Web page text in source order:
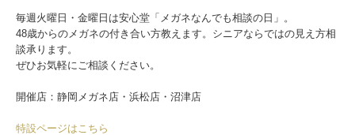
毎週火曜日・金曜日は安心堂「メガネなんでも相談の日」。
48歳からのメガネの付き合い方教えます。シニアならではの見え方相
談承ります。
ぜひお気軽にご相談ください。
開催店：静岡メガネ店・浜松店・沼津店
特設ページはこちら